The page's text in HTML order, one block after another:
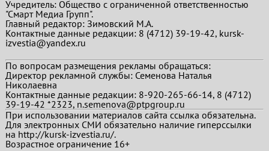
Учредитель: Общество с ограниченной ответственностью
"Смарт Медиа Групп".
Главный редактор:Зимовский М.А.
Контактные данные редакции: 8 (4712) 39-19-42, kursk-
izvestia@yandex.ru
По вопросам размещения рекламы обращаться:
Директор рекламной службы: Семенова Наталья
Николаевна
Контактные данные редакции: 8-920-265-66-14, 8 (4712)
39-19-42 *2323, n.semenova@ptpgroup.ru
При использовании материалов сайта ссылка обязательна.
Для электронных СМИ обязательно наличие гиперссылки
на http://kursk-izvestia.ru/.
Возрастное ограничение 16+